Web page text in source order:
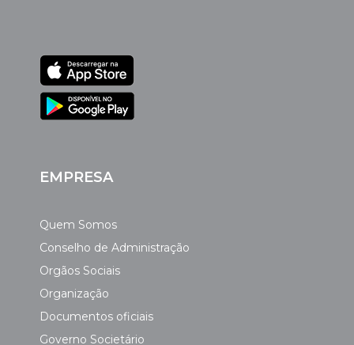
EMPRESA
Quem Somos
Conselho de Administração
Orgãos Sociais
Organização
Documentos oficiais
Governo Societário